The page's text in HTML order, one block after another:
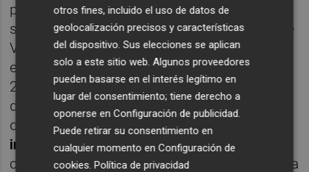
permisos solicitados para el hostal siguen
sus trámites en el seno del Ayuntamiento de
València en trámites reglados. Sin embargo,
el retraso ya ha motivado que a finales de
2020 la propiedad haya criticado
directamente al Ayuntamiento con escritos
que resaltaban el " sinnúmero de dilaciones
injustificadas y arbitrariedades" que el
consistorio habría estado cometiendo contra
otros fines, incluido el uso de datos de
geolocalización precisos y características
del dispositivo. Sus elecciones se aplican
solo a este sitio web. Algunos proveedores
pueden basarse en el interés legítimo en
lugar del consentimiento; tiene derecho a
oponerse enConfiguración de publicidad.
Puede retirar su consentimiento en
cualquier momento enConfiguración de
cookies.Política de privacidad